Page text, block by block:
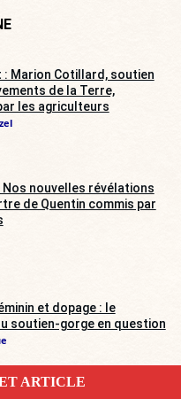
: Marion Cotillard, soutien
de la Terre,
les agriculteurs
Nos nouvelles révélations
de Quentin commis par
et dopage : le
soutien-gorge en question
ARTICLE